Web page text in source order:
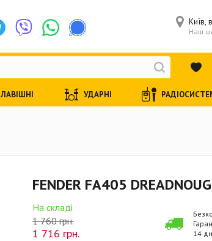
FENDER FA405
На складі
1 760 грн.
1 716 грн.
14
Київ,
Наш
УДАРНІ